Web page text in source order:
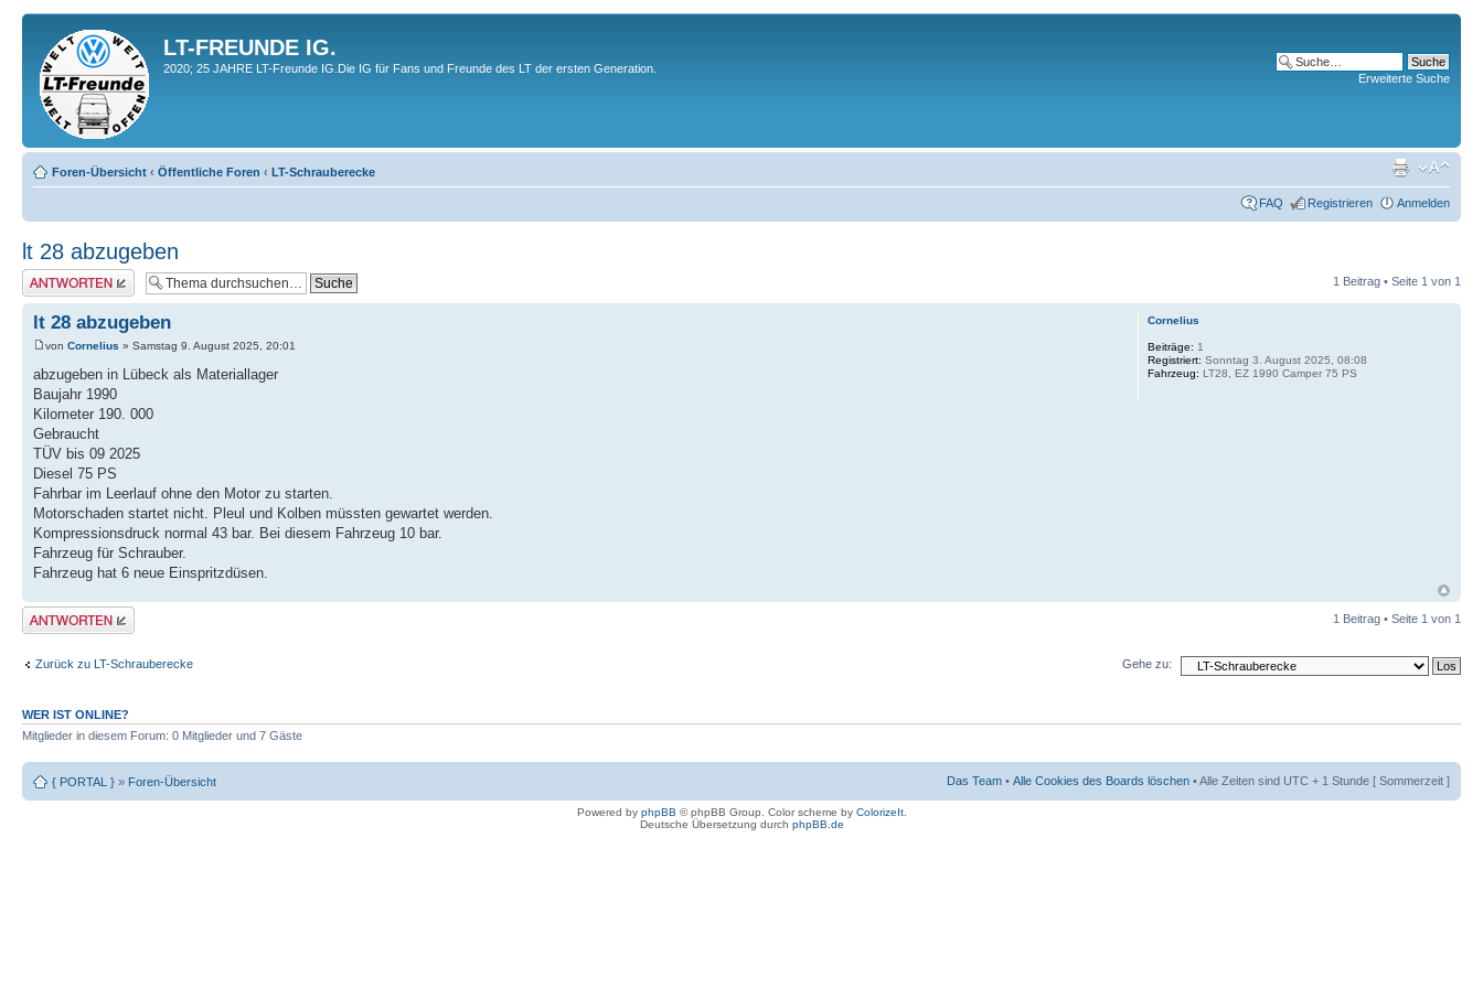
LT-FREUNDE IG.
2020; 25 JAHRE LT-Freunde IG.Die IG für Fans und Freunde des LT der ersten Generation.
Erweiterte Suche
Foren-Übersicht ‹ Öffentliche Foren ‹ LT-Schrauberecke
FAQ Registrieren Anmelden
lt 28 abzugeben
Antwort erstellen 1 Beitrag • Seite 1 von 1
lt 28 abzugeben
von Cornelius » Samstag 9. August 2025, 20:01
abzugeben in Lübeck als Materiallager
Baujahr 1990
Kilometer 190. 000
Gebraucht
TÜV bis 09 2025
Diesel 75 PS
Fahrbar im Leerlauf ohne den Motor zu starten.
Motorschaden startet nicht. Pleul und Kolben müssten gewartet werden.
Kompressionsdruck normal 43 bar. Bei diesem Fahrzeug 10 bar.
Fahrzeug für Schrauber.
Fahrzeug hat 6 neue Einspritzdüsen.
Cornelius
Beiträge: 1
Registriert: Sonntag 3. August 2025, 08:08
Fahrzeug: LT28, EZ 1990 Camper 75 PS
Antwort erstellen 1 Beitrag • Seite 1 von 1
Zurück zu LT-Schrauberecke Gehe zu:
WER IST ONLINE?
Mitglieder in diesem Forum: 0 Mitglieder und 7 Gäste
{ PORTAL } » Foren-Übersicht Das Team • Alle Cookies des Boards löschen • Alle Zeiten sind UTC + 1 Stunde [ Sommerzeit ]
Powered by phpBB © phpBB Group. Color scheme by ColorizeIt.
Deutsche Übersetzung durch phpBB.de